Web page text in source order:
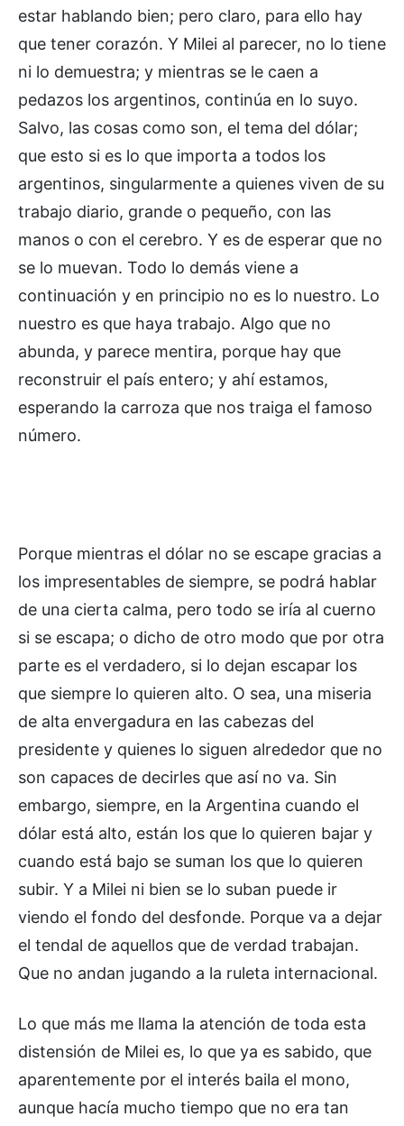
estar hablando bien; pero claro, para ello hay
que tener corazón. Y Milei al parecer, no lo tiene
ni lo demuestra; y mientras se le caen a
pedazos los argentinos, continúa en lo suyo.
Salvo, las cosas como son, el tema del dólar;
que esto si es lo que importa a todos los
argentinos, singularmente a quienes viven de su
trabajo diario, grande o pequeño, con las
manos o con el cerebro. Y es de esperar que no
se lo muevan. Todo lo demás viene a
continuación y en principio no es lo nuestro. Lo
nuestro es que haya trabajo. Algo que no
abunda, y parece mentira, porque hay que
reconstruir el país entero; y ahí estamos,
esperando la carroza que nos traiga el famoso
número.
Porque mientras el dólar no se escape gracias a
los impresentables de siempre, se podrá hablar
de una cierta calma, pero todo se iría al cuerno
si se escapa; o dicho de otro modo que por otra
parte es el verdadero, si lo dejan escapar los
que siempre lo quieren alto. O sea, una miseria
de alta envergadura en las cabezas del
presidente y quienes lo siguen alrededor que no
son capaces de decirles que así no va. Sin
embargo, siempre, en la Argentina cuando el
dólar está alto, están los que lo quieren bajar y
cuando está bajo se suman los que lo quieren
subir. Y a Milei ni bien se lo suban puede ir
viendo el fondo del desfonde. Porque va a dejar
el tendal de aquellos que de verdad trabajan.
Que no andan jugando a la ruleta internacional.
Lo que más me llama la atención de toda esta
distensión de Milei es, lo que ya es sabido, que
aparentemente por el interés baila el mono,
aunque hacía mucho tiempo que no era tan